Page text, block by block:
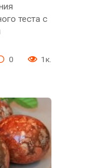
теста с
0 1к.